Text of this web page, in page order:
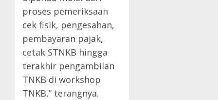
proses pemeriksaan
cek fisik, pengesahan,
pembayaran pajak,
cetak STNKB hingga
terakhir pengambilan
TNKB di workshop
TNKB,” terangnya.